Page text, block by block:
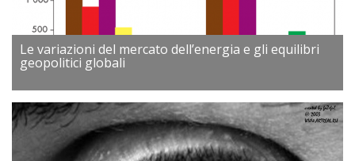
Le variazioni del mercato dell’energia e gli equilibri
geopolitici globali